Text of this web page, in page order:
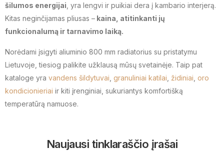
šilumos energijai , yra lengvi ir puikiai dera į kambario interjerą.
Kitas neginčijamas pliusas – kaina, atitinkanti jų
funkcionalumą ir tarnavimo laiką.
Norėdami įsigyti aliuminio 800 mm radiatorius su pristatymu
Lietuvoje, tiesiog palikite užklausą mūsų svetainėje. Taip pat
kataloge yra vandens šildytuvai granuliniai katilai židiniai oro
kondicionieriai ir kiti įrenginiai, sukuriantys komfortišką
temperatūrą namuose.
Naujausi tinklaraščio įrašai